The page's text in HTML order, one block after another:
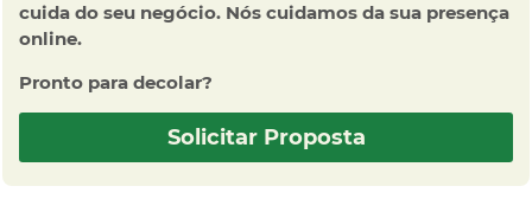
cuida do seu negócio. Nós cuidamos da sua presença
online.
Pronto para decolar?
Solicitar Proposta